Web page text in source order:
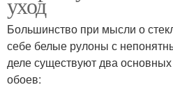
Большинство при мысли о
себе белые рулоны с
деле существуют два
обоев: